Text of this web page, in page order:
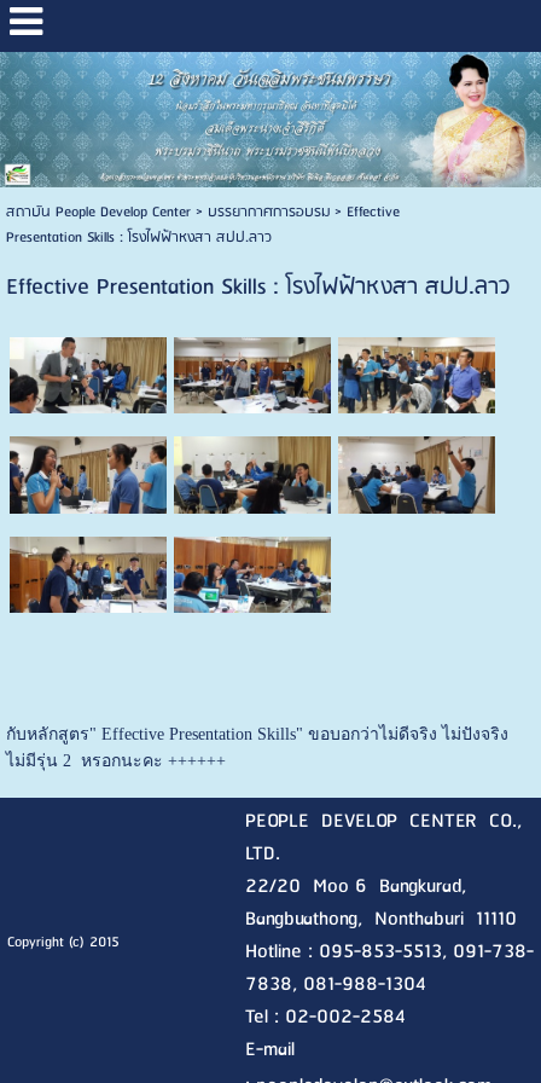
สถาบัน People Develop Center> บรรยากาศการอบรม> Effective
Presentation Skills : โรงไฟฟ้าหงสา สปป.ลาว
Effective Presentation Skills : โรงไฟฟ้าหงสา สปป.ลาว
กับหลักสูตร" Effective Presentation Skills" ขอบอกว่าไม่ดีจริง ไม่ปังจริง
ไม่มีรุ่น 2 หรอกนะคะ ++++++
Copyright (c) 2015
PEOPLE DEVELOP CENTER CO.,
LTD.
22/20 Moo 6 Bangkurad,
Bangbuathong, Nonthaburi 11110
Hotline : 095-853-5513, 091-738-
7838, 081-988-1304
Tel : 02-002-2584
E-mail